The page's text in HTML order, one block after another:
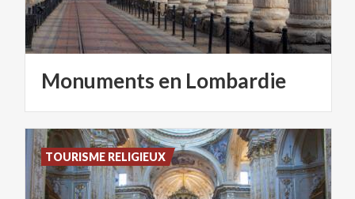
Monuments en Lombardie
TOURISME RELIGIEUX